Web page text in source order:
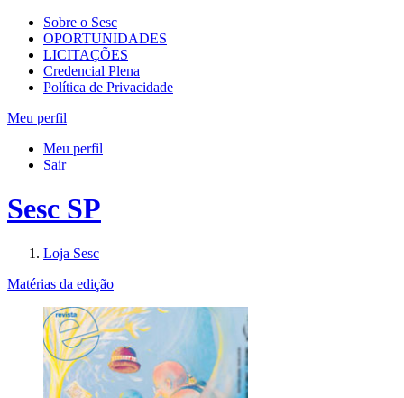
Sobre o Sesc
OPORTUNIDADES
LICITAÇÕES
Credencial Plena
Política de Privacidade
Meu perfil
Meu perfil
Sair
Sesc SP
Loja Sesc
Matérias da edição